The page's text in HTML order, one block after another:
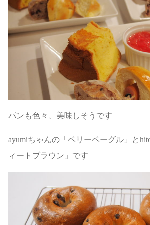
パンも色々、美味しそうです
ayumiちゃんの「ベリーベーグル」と
ィートブラウン」です